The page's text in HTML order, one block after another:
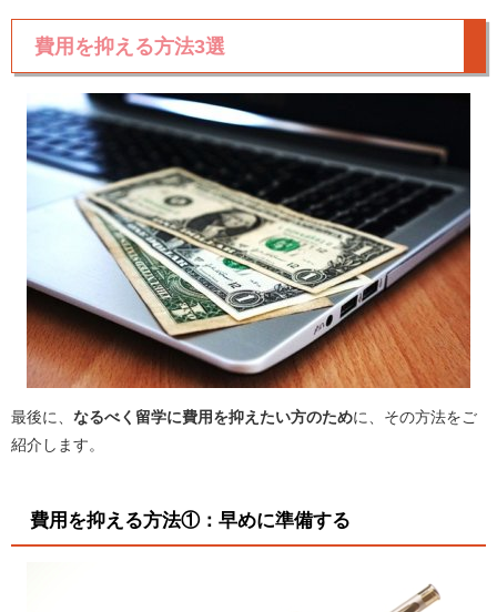
費用を抑える方法3選
最後に、 なるべく留学に費用を抑えたい方のために、その方法をご
紹介します。
費用を抑える方法①：早めに準備する